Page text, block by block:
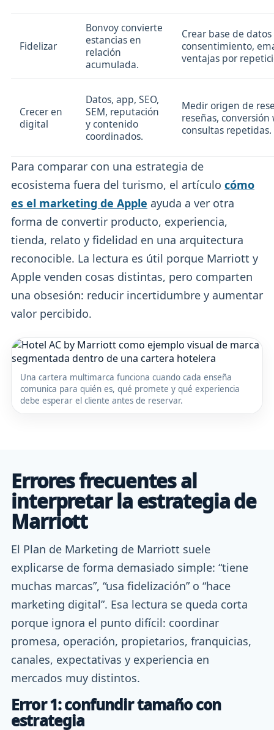
Fidelizar
Bonvoy convierte
estancias en
relación
acumulada.
Crear base de
consentimiento,
ventajas por
Crecer en
digital
Datos, app, SEO,
SEM, reputación
y contenido
coordinados.
Medir origen de
reseñas, conversión
consultas repetidas.
Para comparar con una estrategia de
ecosistema fuera del turismo, el artículo cómo
es el marketing de Apple ayuda a ver otra
forma de convertir producto, experiencia,
tienda, relato y fidelidad en una arquitectura
reconocible. La lectura es útil porque Marriott y
Apple venden cosas distintas, pero comparten
una obsesión: reducir incertidumbre y aumentar
valor percibido.
Una cartera multimarca funciona cuando cada enseña
comunica para quién es, qué promete y qué experiencia
debe esperar el cliente antes de reservar.
Errores frecuentes al
interpretar la estrategia de
Marriott
El Plan de Marketing de Marriott suele
explicarse de forma demasiado simple: “tiene
muchas marcas”, “usa fidelización” o “hace
marketing digital”. Esa lectura se queda corta
porque ignora el punto difícil: coordinar
promesa, operación, propietarios, franquicias,
canales, expectativas y experiencia en
mercados muy distintos.
Error 1: confundir tamaño con
estrategia